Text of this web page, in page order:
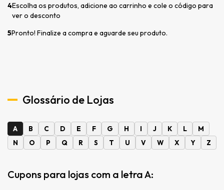
4Escolha os produtos, adicione ao carrinho e cole o código para
ver o desconto
5Pronto! Finalize a compra e aguarde seu produto.
Glossário de Lojas
A B C D E F G H I J K L
M
N
O P Q R S T U V W X Y Z
Cupons para lojas com a letra A: